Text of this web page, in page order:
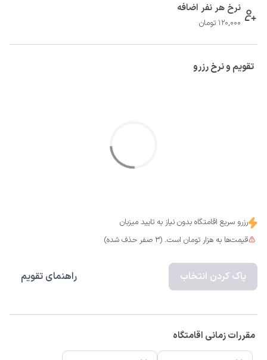
نرخ هر نفر اضافه
120,000 تومان
تقویم و نرخ رزرو
رزرو سریع اقامتگاه بدون نیاز به تایید میزبان
قیمت‌ها به هزار تومان است. (3 صفر حذف شده)
پاک کردن انتخاب راهنمای تقویم
مقررات زمانی اقامتگاه